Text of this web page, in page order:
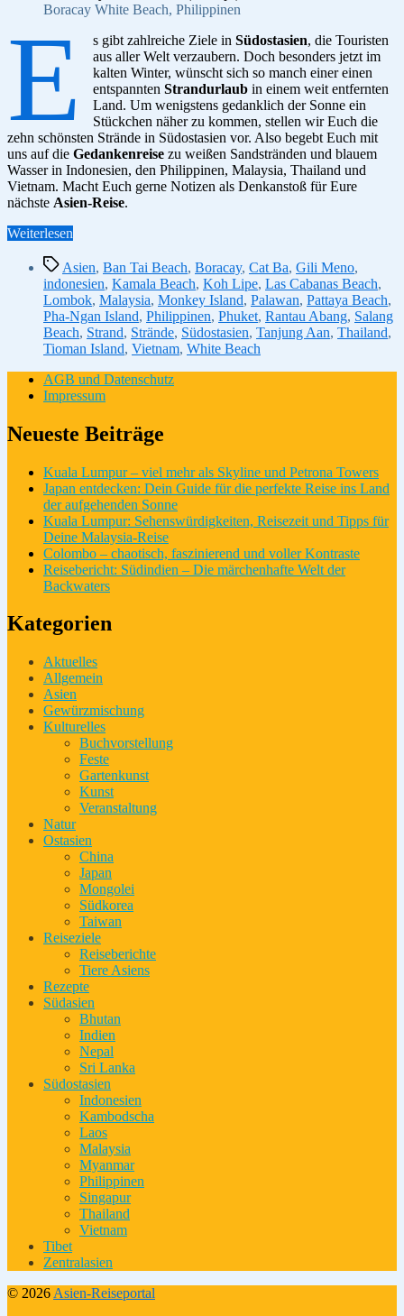
in
Südostasien
Boracay White Beach, Philippinen
E s gibt zahlreiche Ziele inSüdostasien, die Touristen
aus aller Welt verzaubern. Doch besonders jetzt im
kalten Winter, wünscht sich so manch einer einen
entspanntenStrandurlaub in einem weit entfernten
Land. Um wenigstens gedanklich der Sonne ein
Stückchen näher zu kommen, stellen wir Euch die
zehn schönsten Strände in Südostasien vor. Also begebt Euch mit
uns auf die Gedankenreise zu weißen Sandstränden und blauem
Wasser in Indonesien, den Philippinen, Malaysia, Thailand und
Vietnam. Macht Euch gerne Notizen als Denkanstoß für Eure
nächste Asien-Reise.
Weiterlesen
schönsten
Strände
in
Südostasien”
Schlagwörter
Asien, Ban Tai Beach, Boracay, Cat Ba, Gili Meno,
indonesien, Kamala Beach, Koh Lipe, Las Cabanas Beach,
Lombok, Malaysia, Monkey Island, Palawan, Pattaya Beach,
Pha-Ngan Island, Philippinen, Phuket, Rantau Abang, Salang
Beach, Strand, Strände, Südostasien, Tanjung Aan, Thailand,
Tioman Island, Vietnam, White Beach
AGB und Datenschutz
Impressum
Neueste Beiträge
Kuala Lumpur – viel mehr als Skyline und Petrona Towers
Japan entdecken: Dein Guide für die perfekte Reise ins Land
der aufgehenden Sonne
Kuala Lumpur: Sehenswürdigkeiten, Reisezeit und Tipps für
Deine Malaysia-Reise
Colombo – chaotisch, faszinierend und voller Kontraste
Reisebericht: Südindien – Die märchenhafte Welt der
Backwaters
Kategorien
Aktuelles
Allgemein
Asien
Gewürzmischung
Kulturelles
Buchvorstellung
Feste
Gartenkunst
Kunst
Veranstaltung
Natur
Ostasien
China
Japan
Mongolei
Südkorea
Taiwan
Reiseziele
Reiseberichte
Tiere Asiens
Rezepte
Südasien
Bhutan
Indien
Nepal
Sri Lanka
Südostasien
Indonesien
Kambodscha
Laos
Malaysia
Myanmar
Philippinen
Singapur
Thailand
Vietnam
Tibet
Zentralasien
© 2026 Asien-Reiseportal